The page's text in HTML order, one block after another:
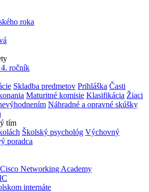
roka
4. ročník
Skladba predmetov Prihláška Časti
Maturitné komisie Klasifikácia Žiaci
Náhradné a opravné skúšky
tím
Školský psychológ Výchovný
poradca
Cisco Networking Academy
internáte